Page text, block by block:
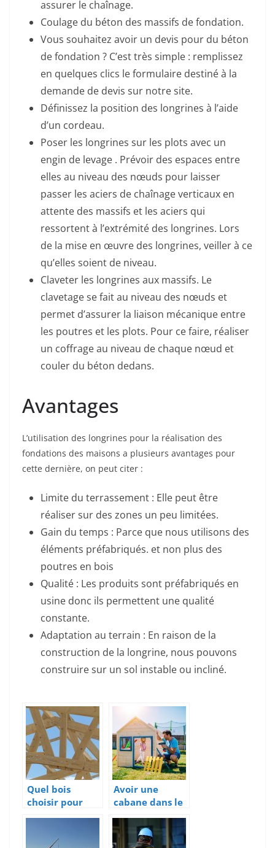
assurer le chaînage.
Coulage du béton des massifs de fondation.
Vous souhaitez avoir un devis pour du béton
de fondation ? C’est très simple : remplissez
en quelques clics le formulaire destiné à la
demande de devis sur notre site.
Définissez la position des longrines à l’aide
d’un cordeau.
Poser les longrines sur les plots avec un
engin de levage . Prévoir des espaces entre
elles au niveau des nœuds pour laisser
passer les aciers de chaînage verticaux en
attente des massifs et les aciers qui
ressortent à l’extrémité des longrines. Lors
de la mise en œuvre des longrines, veiller à ce
qu’elles soient de niveau.
Claveter les longrines aux massifs. Le
clavetage se fait au niveau des nœuds et
permet d’assurer la liaison mécanique entre
les poutres et les plots. Pour ce faire, réaliser
un coffrage au niveau de chaque nœud et
couler du béton dedans.
Avantages
L’utilisation des longrines pour la réalisation des
fondations des maisons a plusieurs avantages pour
cette dernière, on peut citer :
Limite du terrassement : Elle peut être
réaliser sur des zones un peu limitées.
Gain du temps : Parce que nous utilisons des
éléments préfabriqués. et non plus des
poutres en bois
Qualité : Les produits sont préfabriqués en
usine donc ils permettent une qualité
constante.
Adaptation au terrain : En raison de la
construction de la longrine, nous pouvons
construire sur un sol instable ou incliné.
Quel bois
choisir pour
une charpente
Avoir une
cabane dans le
jardin est le
rêve de tous les
enfants